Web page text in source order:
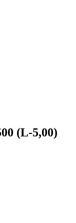
(L-5,00)